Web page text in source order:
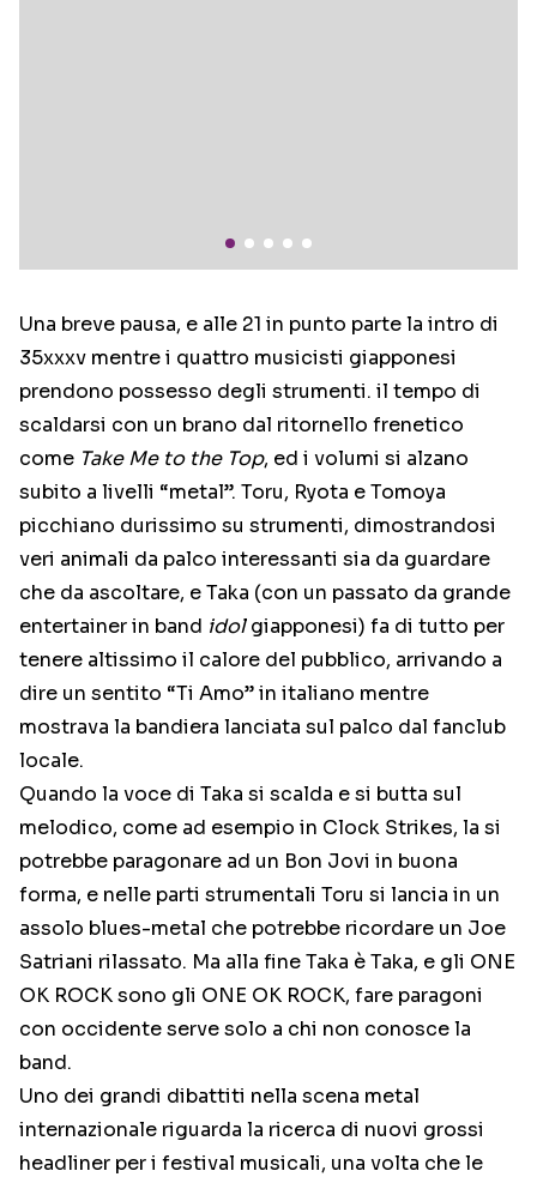
Una breve pausa, e alle 21 in punto parte la intro di
35xxxv mentre i quattro musicisti giapponesi
prendono possesso degli strumenti. il tempo di
scaldarsi con un brano dal ritornello frenetico
come Take Me to the Top, ed i volumi si alzano
subito a livelli “metal”. Toru, Ryota e Tomoya
picchiano durissimo su strumenti, dimostrandosi
veri animali da palco interessanti sia da guardare
che da ascoltare, e Taka (con un passato da grande
entertainer in band idolgiapponesi) fa di tutto per
tenere altissimo il calore del pubblico, arrivando a
dire un sentito “Ti Amo” in italiano mentre
mostrava la bandiera lanciata sul palco dal fanclub
locale.
Quando la voce di Taka si scalda e si butta sul
melodico, come ad esempio in Clock Strikes, la si
potrebbe paragonare ad un Bon Jovi in buona
forma, e nelle parti strumentali Toru si lancia in un
assolo blues-metal che potrebbe ricordare un Joe
Satriani rilassato. Ma alla fine Taka è Taka, e gli ONE
OK ROCK sono gli ONE OK ROCK, fare paragoni
con occidente serve solo a chi non conosce la
band.
Uno dei grandi dibattiti nella scena metal
internazionale riguarda la ricerca di nuovi grossi
headliner per i festival musicali, una volta che le